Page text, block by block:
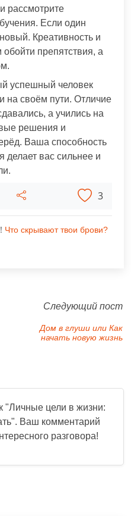
рассмотрите
Если один
Креативность и
обойти препятствия, а
успешный человек
на своём пути. Отличие
а учились на
решения и
Ваша способность
делает вас сильнее и
3
Что скрывают твои брови?
Следующий пост
Дом в глуши или Как
начать новую жизнь
"Личные цели в жизни:
". Ваш комментарий
разговора!